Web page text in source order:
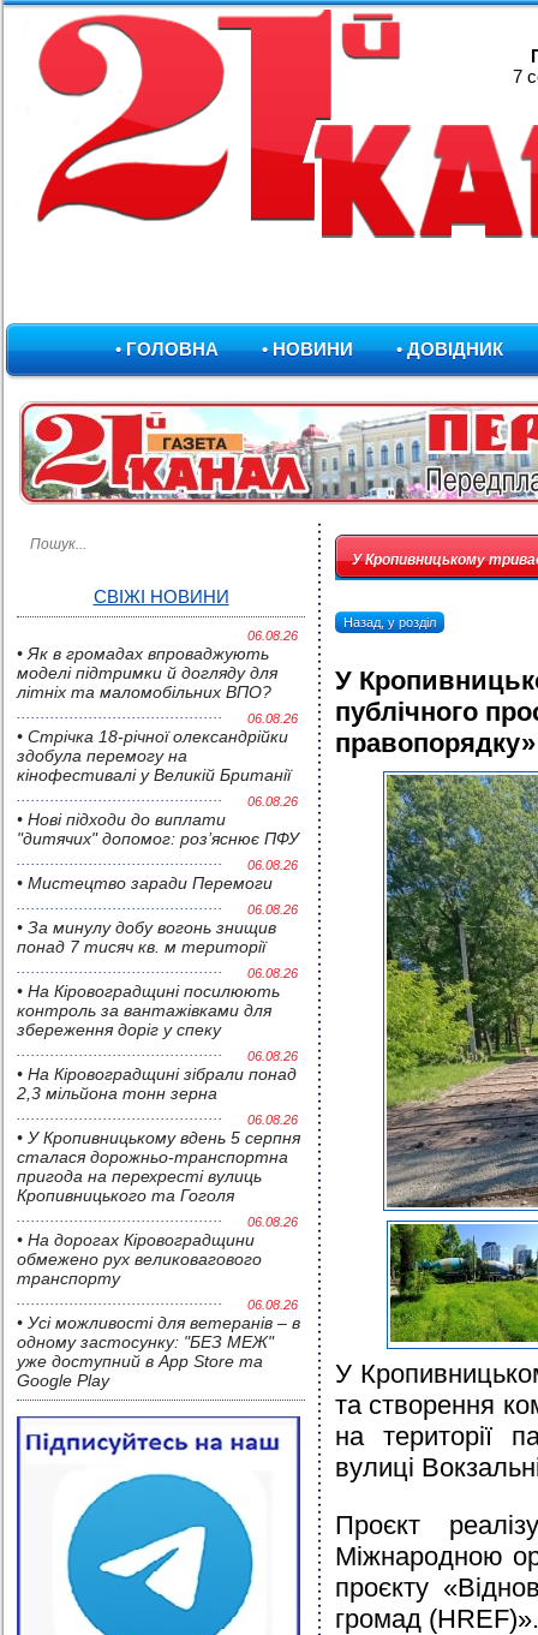
7
• ГОЛОВНА • НОВИНИ • ДОВІДНИК
СВІЖІ НОВИНИ
06.08.26
• Як в громадах впроваджують
моделі підтримки й догляду для
літніх та маломобільних ВПО?
06.08.26
• Стрічка 18-річної олександрійки
здобула перемогу на
кінофестивалі у Великій Британії
06.08.26
• Нові підходи до виплати
"дитячих" допомог: роз’яснює ПФУ
06.08.26
• Мистецтво заради Перемоги
06.08.26
• За минулу добу вогонь знищив
понад 7 тисяч кв. м території
06.08.26
• На Кіровоградщині посилюють
контроль за вантажівками для
збереження доріг у спеку
06.08.26
• На Кіровоградщині зібрали понад
2,3 мільйона тонн зерна
06.08.26
• У Кропивницькому вдень 5 серпня
сталася дорожньо-транспортна
пригода на перехресті вулиць
Кропивницького та Гоголя
06.08.26
• На дорогах Кіровоградщини
обмежено рух великовагового
транспорту
06.08.26
• Усі можливості для ветеранів – в
одному застосунку: "БЕЗ МЕЖ"
уже доступний в App Store та
Google Play
У Кропивницькому
Назад, у розділ
У
публічного
правопорядку»
У
та створення
на території
вулиці
Проєкт
Міжнародною
проєкту
громад (HREF)».